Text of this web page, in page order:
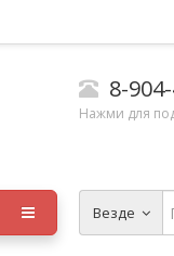
8-
Нажми для
Везде